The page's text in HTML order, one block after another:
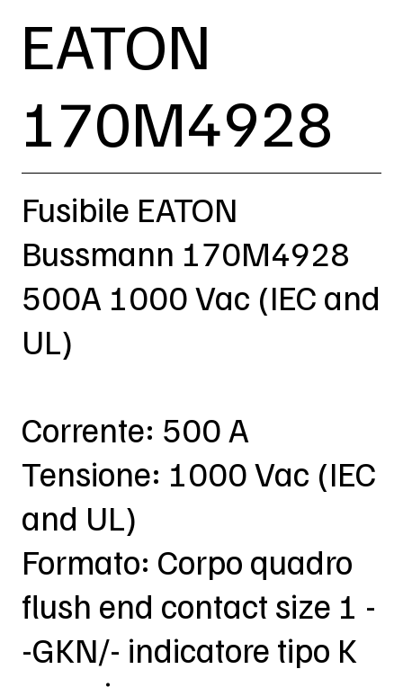
EATON
170M4928
Fusibile EATON
Bussmann 170M4928
500A 1000 Vac (IEC and
UL)
Corrente: 500 A
Tensione: 1000 Vac (IEC
and UL)
Formato: Corpo quadro
flush end contact size 1 -
-GKN/- indicatore tipo K